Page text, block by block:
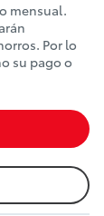
mensual.
Por lo
su pago o